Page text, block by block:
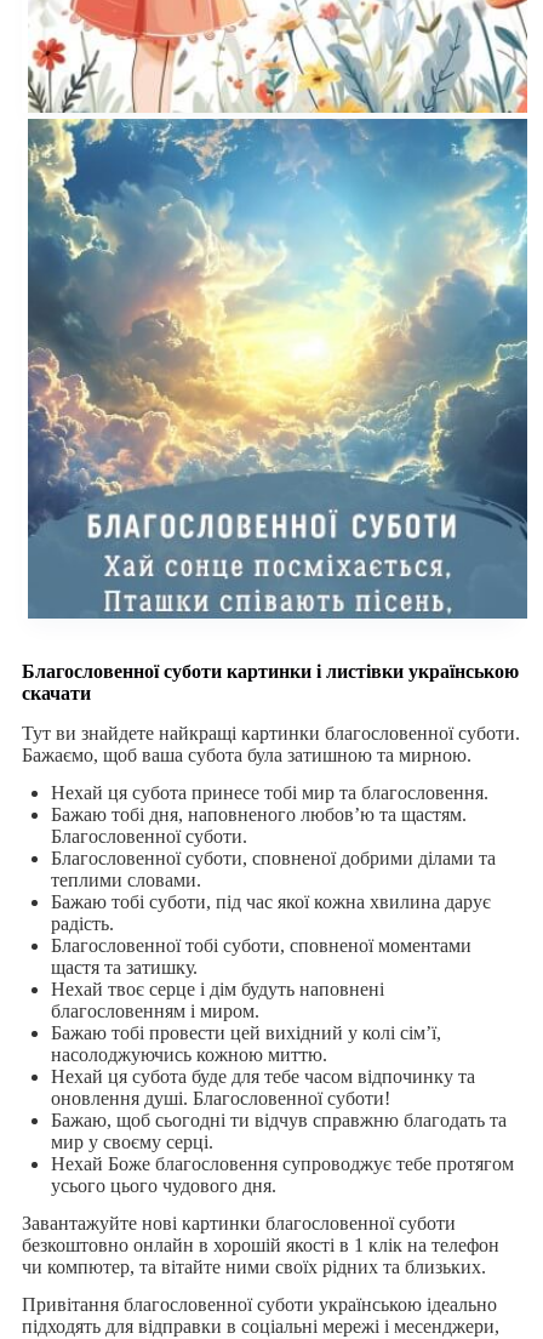
Благословенної суботи картинки і листівки українською
скачати
Тут ви знайдете найкращі картинки благословенної суботи.
Бажаємо, щоб ваша субота була затишною та мирною.
Нехай ця субота принесе тобі мир та благословення.
Бажаю тобі дня, наповненого любов’ю та щастям.
Благословенної суботи.
Благословенної суботи, сповненої добрими ділами та
теплими словами.
Бажаю тобі суботи, під час якої кожна хвилина дарує
радість.
Благословенної тобі суботи, сповненої моментами
щастя та затишку.
Нехай твоє серце і дім будуть наповнені
благословенням і миром.
Бажаю тобі провести цей вихідний у колі сім’ї,
насолоджуючись кожною миттю.
Нехай ця субота буде для тебе часом відпочинку та
оновлення душі. Благословенної суботи!
Бажаю, щоб сьогодні ти відчув справжню благодать та
мир у своєму серці.
Нехай Боже благословення супроводжує тебе протягом
усього цього чудового дня.
Завантажуйте нові картинки благословенної суботи
безкоштовно онлайн в хорошій якості в 1 клік на телефон
чи компютер, та вітайте ними своїх рідних та близьких.
Привітання благословенної суботи українською ідеально
підходять для відправки в соціальні мережі і месенджери,